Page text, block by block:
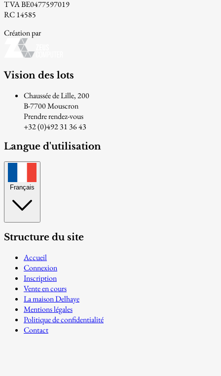
TVA BE0477597019
RC 14585
Création par
Vision des lots
Chaussée de Lille, 200
B-7700 Mouscron
Prendre rendez-vous
+32 (0)492 31 36 43
Langue d'utilisation
Français
Structure du site
Accueil
Connexion
Inscription
Vente en cours
La maison Delhaye
Mentions légales
Politique de confidentialité
Contact